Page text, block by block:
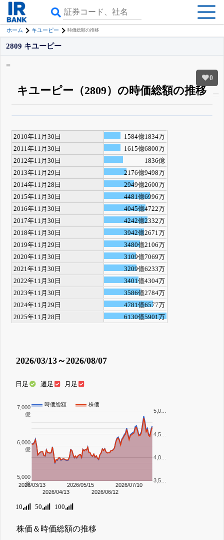
ホーム キユーピー 時価総額の推移
0
2809 キユーピー
キユーピー（2809）の時価総額の推移
詳しく見られる無料でβ版をはじめる
登録すると永久30%OFFと米株版の先行利用も付きます
2010年11月30日
1584億1834万
2011年11月30日
1615億6800万
2012年11月30日
1836億
2013年11月29日
2176億9498万
2014年11月28日
2949億2600万
2015年11月30日
4481億6996万
2016年11月30日
4045億4722万
2017年11月30日
4242億2332万
2018年11月30日
3942億2671万
2019年11月29日
3480億2106万
2020年11月30日
3109億7069万
2021年11月30日
3209億6233万
2022年11月30日
3401億4304万
2023年11月30日
3586億2784万
2024年11月29日
4781億6577万
2025年11月28日
6130億5901万
2026/03/13～2026/08/07
日足 週足 月足
時価総額 株価
2026/03/13
2026/04/13
2026/05/15
2026/06/12
2026/07/10
5,000
億
6,000
億
7,000
億
3,5…
4,0…
4,5…
5,0…
10 50 100
株価＆時価総額の推移